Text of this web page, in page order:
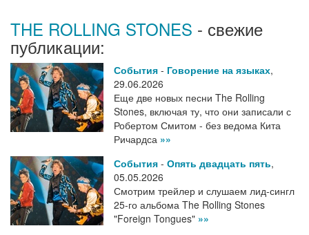
THE ROLLING STONES - свежие
публикации:
События - Говорение на языках,
29.06.2026
Еще две новых песни The Rolling
Stones, включая ту, что они записали с
Робертом Смитом - без ведома Кита
Ричардса »»
События - Опять двадцать пять,
05.05.2026
Смотрим трейлер и слушаем лид-сингл
25-го альбома The Rolling Stones
"Foreign Tongues" »»